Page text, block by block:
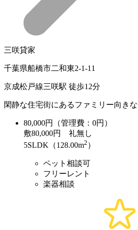
三咲貸家
千葉県船橋市二和東2-1-11
京成松戸線三咲駅 徒歩12分
閑静な住宅街にあるファミリー向き
80,000円（管理費：0円）
敷80,000円 礼無し
5SLDK（128.00m2 ）
ペット相談可
フリーレント
楽器相談